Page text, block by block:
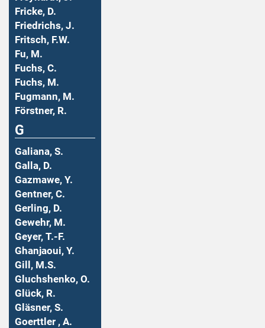
Fricke, D.
Friedrichs, J.
Fritsch, F.W.
Fu, M.
Fuchs, C.
Fuchs, M.
Fugmann, M.
Förstner, R.
G
Galiana, S.
Galla, D.
Gazmawe, Y.
Gentner, C.
Gerling, D.
Gewehr, M.
Geyer, T.-F.
Ghanjaoui, Y.
Gill, M.S.
Gluchshenko, O.
Glück, R.
Gläsner, S.
Goerttler , A.